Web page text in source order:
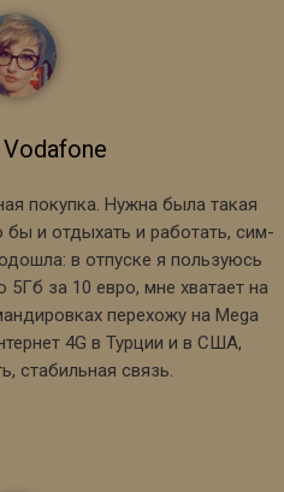
покупка. Нужна была такая
и отдыхать и работать, сим-
в отпуске я пользуюсь
за 10 евро, мне хватает на
перехожу на Mega
4G в Турции и в США,
стабильная связь.